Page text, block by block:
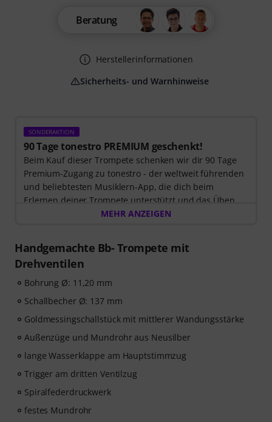
SONDERAKTION
90 Tage tonestro PREMIUM geschenkt!
Beim Kauf dieser Trompete schenken wir dir 90 Tage
Premium-Zugang zu tonestro - der weltweit führenden
und beliebtesten Musiklern-App, die dich beim
Erlernen deiner Trompete unterstützt und das Üben
zum Vergnügen wird. Entdecke die Welt der Musik mit
270 zielgerichteten Übungen.
Das interaktive Live-Feedback von tonestro hört dir
beim Spielen zu, analysiert jeden gespielten Ton und
Rhythmus. Ergreife jetzt die Chance, deiner
Trompetenfähigkeiten flexibel, effektiv und mit Freude
zu entwickeln – zu jeder Zeit, an jedem Ort. Keine
MEHR ANZEIGEN
Handgemachte Bb- Trompete mit
Drehventilen
Bohrung Ø: 11,20 mm
Schallbecher Ø: 137 mm
Goldmessingschallstück mit mittlerer Wandungsstärke
Außenzüge und Mundrohr aus Neusilber
lange Wasserklappe am Hauptstimmzug
Trigger am dritten Ventilzug
Spiralfederdruckwerk
festes Mundrohr
Beratung
Herstellerinformationen
Sicherheits- und Warnhinweise